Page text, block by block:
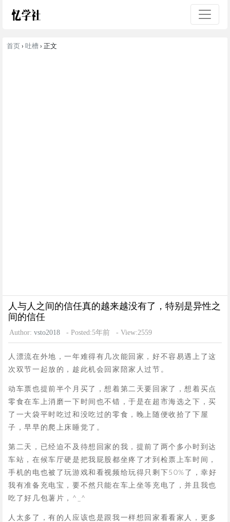
首页 › 吐槽 › 正文
人与人之间的信任真的越来越没有了，特别是异性之
间的信任
Author: vsto2018 - Posted:5年前 - View:2559
人漂流在外地，一年难得有几次能回家，好不容易遇上了这
次双节一起放的，趁此机会回家陪家人过节。
动车票也提前半个月买了，想着第二天要回家了，想着买点
零食在车上消磨一下时间也不错，于是在超市海选之下，买
了一大袋平时吃过和没吃过的零食，晚上随便收拾了下屋
子，早早的爬上床睡觉了。
第二天，已经迫不及待想回家的我，提前了两个多小时到达
车站，在候车厅硬是把我屁股都坐疼了才到检票上车时间，
手机的电也被了玩游戏和看视频给玩得只剩下50%了，幸好
我有准备充电宝，要不然只能在车上坐等充电了，并且我也
吃了好几包薯片，^_^
人太多了，有的人应该也是跟我一样想回家看看家人，更多